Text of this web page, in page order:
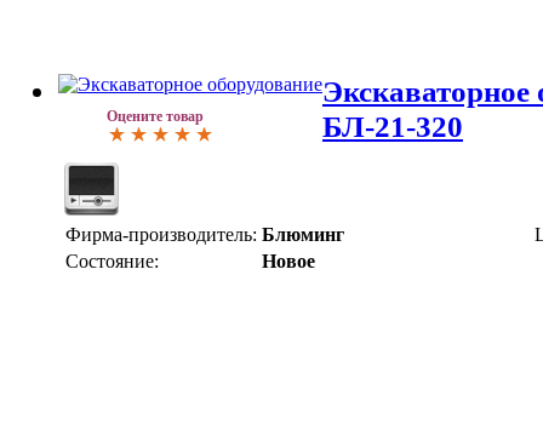
Оцените товар
Экскаваторное
БЛ-21-320
Фирма-производитель: Блюминг
Состояние:
Новое